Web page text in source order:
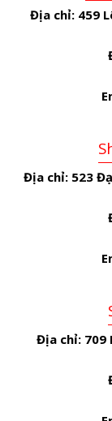
Địa chỉ: 459
Địa chỉ: 523
Địa chỉ: 709